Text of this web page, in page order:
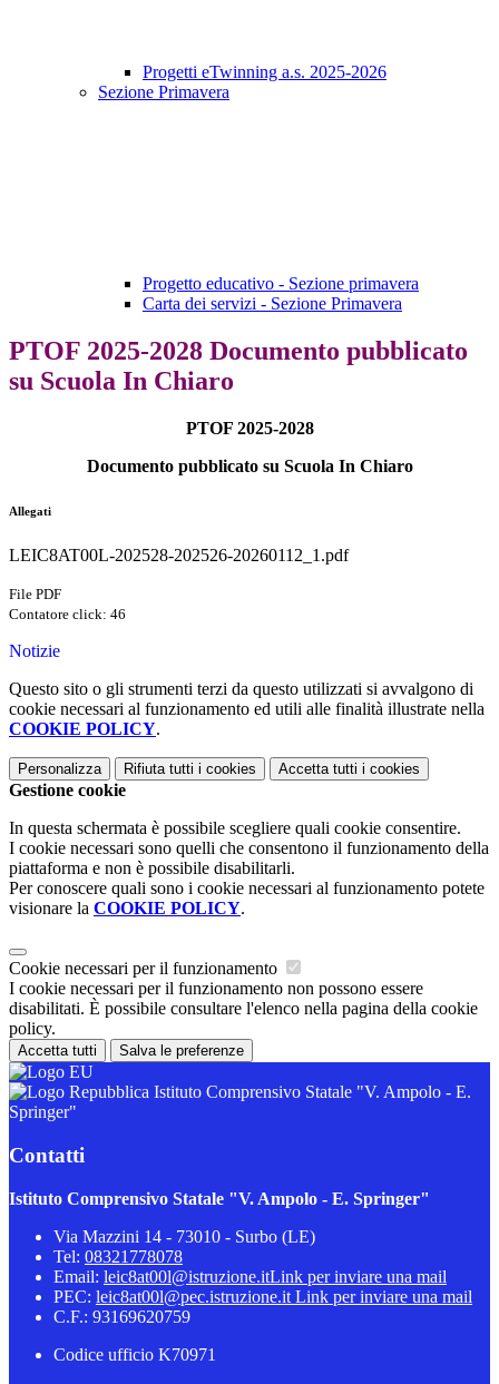
Progetti eTwinning a.s. 2025-2026
Sezione Primavera
Progetto educativo - Sezione primavera
Carta dei servizi - Sezione Primavera
PTOF 2025-2028 Documento pubblicato
su Scuola In Chiaro
PTOF 2025-2028
Documento pubblicato su Scuola In Chiaro
Allegati
LEIC8AT00L-202528-202526-20260112_1.pdf
File PDF
Contatore click: 46
Notizie
Questo sito o gli strumenti terzi da questo utilizzati si avvalgono di
cookie necessari al funzionamento ed utili alle finalità illustrate nella
COOKIE POLICY.
Personalizza Rifiuta tutti i cookies Accetta tutti i cookies
Gestione cookie
In questa schermata è possibile scegliere quali cookie consentire.
I cookie necessari sono quelli che consentono il funzionamento della
piattaforma e non è possibile disabilitarli.
Per conoscere quali sono i cookie necessari al funzionamento potete
visionare la COOKIE POLICY.
Cookie necessari per il funzionamento
I cookie necessari per il funzionamento non possono essere
disabilitati. È possibile consultare l'elenco nella pagina della cookie
policy.
Accetta tutti Salva le preferenze
Istituto Comprensivo Statale "V. Ampolo - E.
Springer"
Contatti
Istituto Comprensivo Statale "V. Ampolo - E. Springer"
Via Mazzini 14 - 73010 - Surbo (LE)
Tel: 08321778078
Email: leic8at00l@istruzione.itLink per inviare una mail
PEC: leic8at00l@pec.istruzione.it Link per inviare una mail
C.F.: 93169620759
Codice ufficio K70971